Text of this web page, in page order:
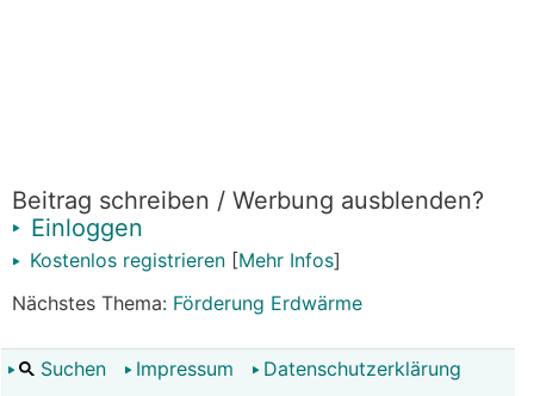
Beitrag schreiben / Werbung ausblenden?
Einloggen
Kostenlos registrieren [Mehr Infos]
Nächstes Thema: Förderung Erdwärme
Suchen Impressum Datenschutzerklärung